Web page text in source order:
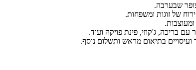
שבערבה.
של זוגות ומשפחות.
בריכה, ג'קוזי, פינת פויקה ועוד.
ועיסויים בתיאום מראש ותשלום נוסף.